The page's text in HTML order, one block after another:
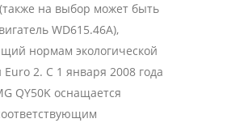
на выбор может быть
WD615.46A),
нормам экологической
Euro 2. C 1 января 2008 года
QY50K оснащается